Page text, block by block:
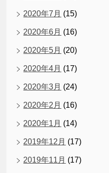
2020年7月 (15)
2020年6月 (16)
2020年5月 (20)
2020年4月 (17)
2020年3月 (24)
2020年2月 (16)
2020年1月 (14)
2019年12月 (17)
2019年11月 (17)